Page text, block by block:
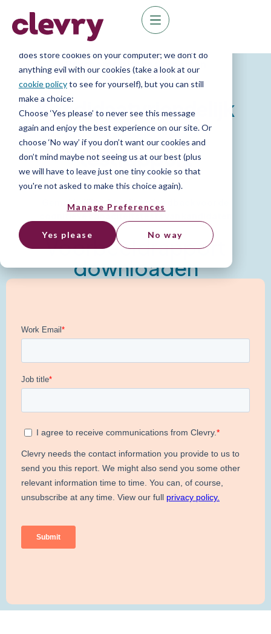
We know right? These cookie pop-ups can really
ruin your visit, so we’ll make this quick. This website
does store cookies on your computer; we don’t do
anything evil with our cookies (take a look at our
cookie policyto see for yourself), but you can still
make a choice:
Choose ‘Yes please’ to never see this message
again and enjoy the best experience on our site. Or
choose ‘No way’ if you don’t want our cookies and
don’t mind maybe not seeing us at our best (plus
we will have to leave just one tiny cookie so that
you're not asked to make this choice again).
Manage Preferences
Yes please No way
Psychometrische rapporten
Kandidaatvriendelijk
testrapport
Gemakkelijk te begrijpen feedback voor de
Voorbeeldrapport
downloaden